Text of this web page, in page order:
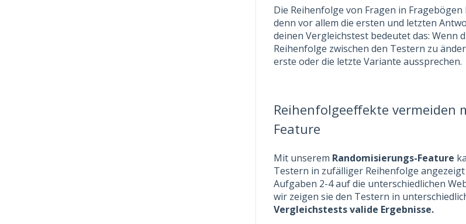
Die Reihenfolge von Fragen in
denn vor allem die ersten und letzten
deinen Vergleichstest bedeutet das: Wenn
Reihenfolge zwischen den Testern zu
erste oder die letzte Variante aussprechen.
Reihenfolgeeffekte vermeiden
Feature
Mit unserem Randomisierungs-Feature
Testern in zufälliger Reihenfolge
Aufgaben 2-4 auf die unterschiedlichen
wir zeigen sie den Testern in
Vergleichstests valide Ergebnisse.